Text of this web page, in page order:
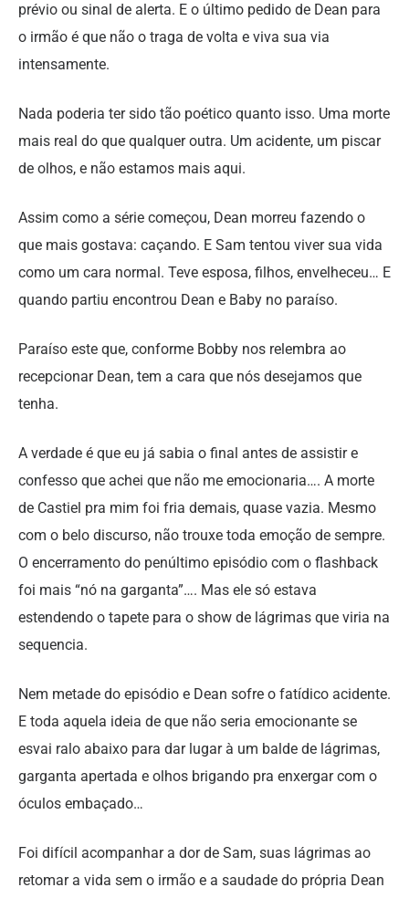
prévio ou sinal de alerta. E o último pedido de Dean para
o irmão é que não o traga de volta e viva sua via
intensamente.
Nada poderia ter sido tão poético quanto isso. Uma morte
mais real do que qualquer outra. Um acidente, um piscar
de olhos, e não estamos mais aqui.
Assim como a série começou, Dean morreu fazendo o
que mais gostava: caçando. E Sam tentou viver sua vida
como um cara normal. Teve esposa, filhos, envelheceu… E
quando partiu encontrou Dean e Baby no paraíso.
Paraíso este que, conforme Bobby nos relembra ao
recepcionar Dean, tem a cara que nós desejamos que
tenha.
A verdade é que eu já sabia o final antes de assistir e
confesso que achei que não me emocionaria…. A morte
de Castiel pra mim foi fria demais, quase vazia. Mesmo
com o belo discurso, não trouxe toda emoção de sempre.
O encerramento do penúltimo episódio com o flashback
foi mais “nó na garganta”…. Mas ele só estava
estendendo o tapete para o show de lágrimas que viria na
sequencia.
Nem metade do episódio e Dean sofre o fatídico acidente.
E toda aquela ideia de que não seria emocionante se
esvai ralo abaixo para dar lugar à um balde de lágrimas,
garganta apertada e olhos brigando pra enxergar com o
óculos embaçado…
Foi difícil acompanhar a dor de Sam, suas lágrimas ao
retomar a vida sem o irmão e a saudade do própria Dean